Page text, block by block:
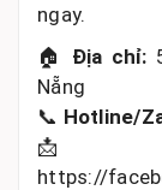
ngay.
🏠 Địa chỉ:
Nẵng
📞 Hotline/
https://